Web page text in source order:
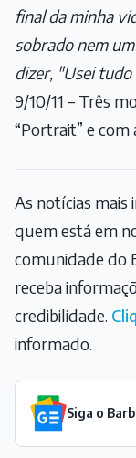
final da minha
sobrado nem
dizer, "Usei tudo
9/10/11 – Três
“Portrait” e
As notícias
quem está em
comunidade do
receba
credibilidade.
informado.
Siga o